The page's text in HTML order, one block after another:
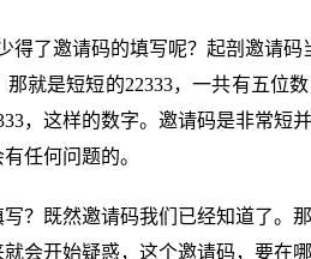
得了邀请码的填写呢？起剖邀请码
那就是短短的22333，一共有五位
，这样的数字。邀请码是非常短
任何问题的。
？既然邀请码我们已经知道了。
会开始疑惑，这个邀请码，要在哪